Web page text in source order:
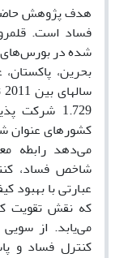
هدف پژوهش
فساد است.
شده در بورس
بحرین،
1.729 شرکت پذیرفته شده در بورس
کشورهای عنوان
میدهد رابطه
شاخص فساد،
عبارتی با
که نقش تقویت
مییابد. از
کنترل فساد و